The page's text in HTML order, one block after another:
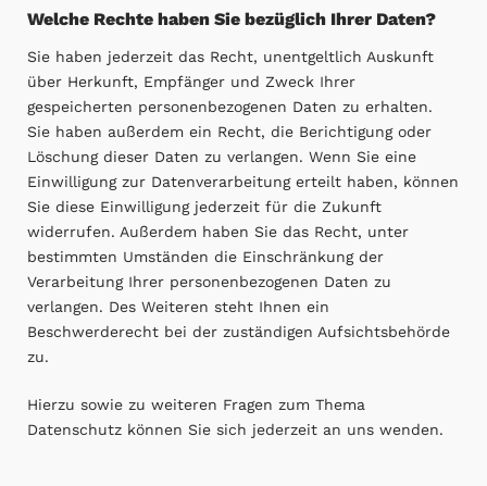
Welche Rechte haben Sie bezüglich Ihrer Daten?
Sie haben jederzeit das Recht, unentgeltlich Auskunft
über Herkunft, Empfänger und Zweck Ihrer
gespeicherten personenbezogenen Daten zu erhalten.
Sie haben außerdem ein Recht, die Berichtigung oder
Löschung dieser Daten zu verlangen. Wenn Sie eine
Einwilligung zur Datenverarbeitung erteilt haben, können
Sie diese Einwilligung jederzeit für die Zukunft
widerrufen. Außerdem haben Sie das Recht, unter
bestimmten Umständen die Einschränkung der
Verarbeitung Ihrer personenbezogenen Daten zu
verlangen. Des Weiteren steht Ihnen ein
Beschwerderecht bei der zuständigen Aufsichtsbehörde
zu.
Hierzu sowie zu weiteren Fragen zum Thema
Datenschutz können Sie sich jederzeit an uns wenden.